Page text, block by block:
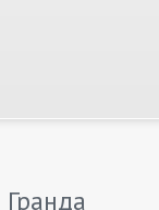
Гранда